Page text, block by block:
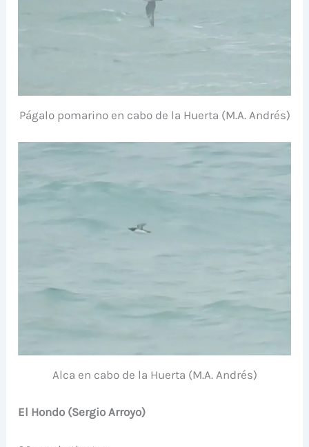
Págalo pomarino en cabo de la Huerta (M.A. Andrés)
Alca en cabo de la Huerta (M.A. Andrés)
El Hondo (Sergio Arroyo)